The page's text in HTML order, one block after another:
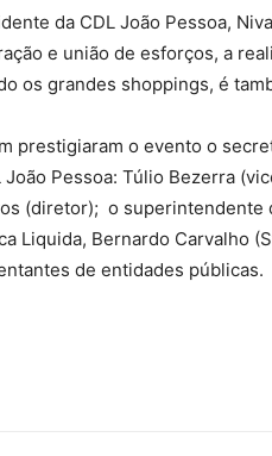
da CDL João Pessoa,
e união de esforços, a
os grandes shoppings, é
prestigiaram o evento o
João Pessoa: Túlio Bezerra
(diretor); o superintendente
Liquida, Bernardo Carvalho
de entidades públicas.